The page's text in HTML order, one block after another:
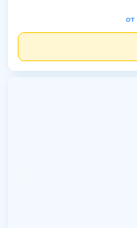
от